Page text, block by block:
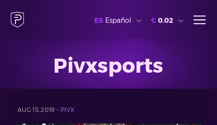
ES Español € 0.02
Pivxsports
AUG 15, 2019 - PIVX